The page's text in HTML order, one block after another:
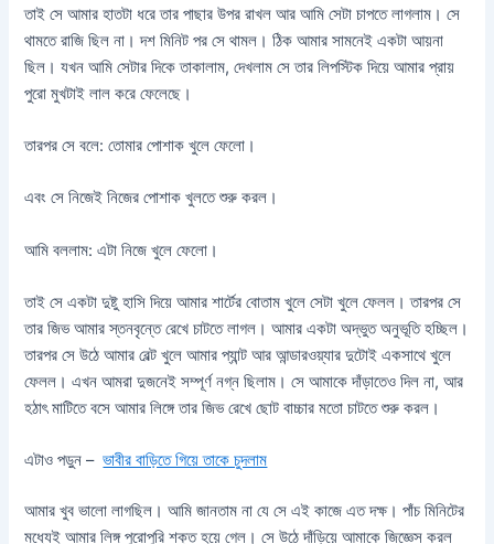
তাই সে আমার হাতটা ধরে তার পাছার উপর রাখল আর আমি সেটা চাপতে লাগলাম। সে
থামতে রাজি ছিল না। দশ মিনিট পর সে থামল। ঠিক আমার সামনেই একটা আয়না
ছিল। যখন আমি সেটার দিকে তাকালাম, দেখলাম সে তার লিপস্টিক দিয়ে আমার প্রায়
পুরো মুখটাই লাল করে ফেলেছে।
তারপর সে বলে: তোমার পোশাক খুলে ফেলো।
এবং সে নিজেই নিজের পোশাক খুলতে শুরু করল।
আমি বললাম: এটা নিজে খুলে ফেলো।
তাই সে একটা দুষ্টু হাসি দিয়ে আমার শার্টের বোতাম খুলে সেটা খুলে ফেলল। তারপর সে
তার জিভ আমার স্তনবৃন্তে রেখে চাটতে লাগল। আমার একটা অদ্ভুত অনুভূতি হচ্ছিল।
তারপর সে উঠে আমার বেল্ট খুলে আমার প্যান্ট আর আন্ডারওয়্যার দুটোই একসাথে খুলে
ফেলল। এখন আমরা দুজনেই সম্পূর্ণ নগ্ন ছিলাম। সে আমাকে দাঁড়াতেও দিল না, আর
হঠাৎ মাটিতে বসে আমার লিঙ্গে তার জিভ রেখে ছোট বাচ্চার মতো চাটতে শুরু করল।
এটাও পড়ুন –ভাবীর বাড়িতে গিয়ে তাকে চুদলাম
আমার খুব ভালো লাগছিল। আমি জানতাম না যে সে এই কাজে এত দক্ষ। পাঁচ মিনিটের
মধ্যেই আমার লিঙ্গ পুরোপুরি শক্ত হয়ে গেল। সে উঠে দাঁড়িয়ে আমাকে জিজ্ঞেস করল